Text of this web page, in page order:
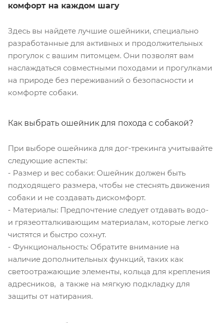
комфорт на каждом шагу
Здесь вы найдете лучшие ошейники, специально
разработанные для активных и продолжительных
прогулок с вашим питомцем. Они позволят вам
наслаждаться совместными походами и прогулками
на природе без переживаний о безопасности и
комфорте собаки.
Как выбрать ошейник для похода с собакой?
При выборе ошейника для дог-трекинга учитывайте
следующие аспекты:
- Размер и вес собаки: Ошейник должен быть
подходящего размера, чтобы не стеснять движения
собаки и не создавать дискомфорт.
- Материалы: Предпочтение следует отдавать водо-
и грязеотталкивающим материалам, которые легко
чистятся и быстро сохнут.
- Функциональность: Обратите внимание на
наличие дополнительных функций, таких как
светоотражающие элементы, кольца для крепления
адресников, а также на мягкую подкладку для
защиты от натирания.